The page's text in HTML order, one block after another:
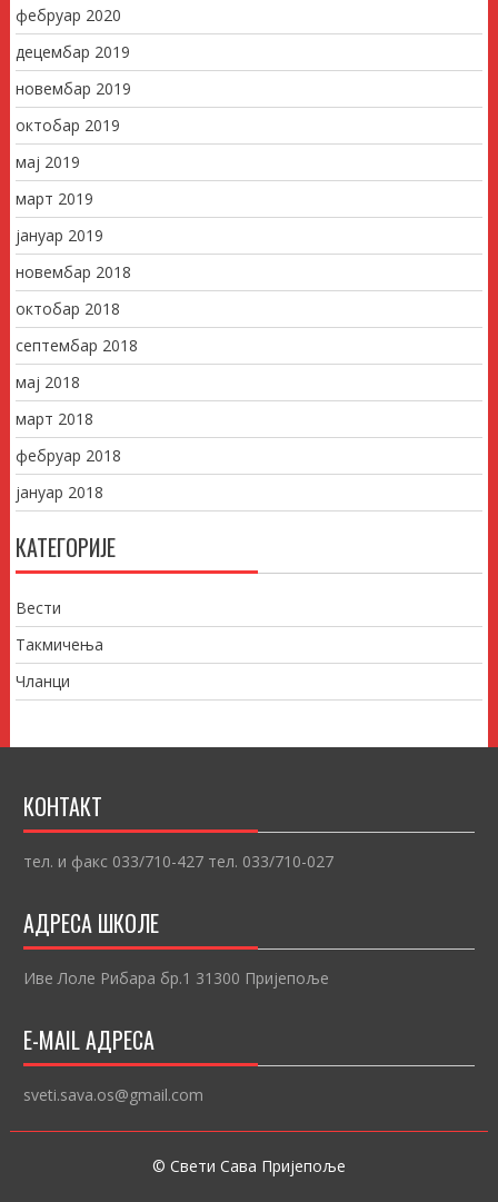
фебруар 2020
децембар 2019
новембар 2019
октобар 2019
мај 2019
март 2019
јануар 2019
новембар 2018
октобар 2018
септембар 2018
мај 2018
март 2018
фебруар 2018
јануар 2018
КАТЕГОРИЈЕ
Вести
Такмичења
Чланци
КОНТАКТ
тел. и факс 033/710-427 тел. 033/710-027
АДРЕСА ШКОЛЕ
Иве Лоле Рибара бр.1 31300 Пријепоље
E-MAIL АДРЕСА
sveti.sava.os@gmail.com
© Свети Сава Пријепоље